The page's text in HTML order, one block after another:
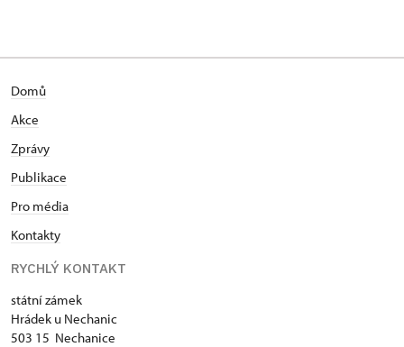
Domů
Akce
Zprávy
Publikace
Pro média
Kontakty
RYCHLÝ KONTAKT
státní zámek
Hrádek u Nechanic
503 15 Nechanice